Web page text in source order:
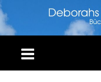
Skip
to
content